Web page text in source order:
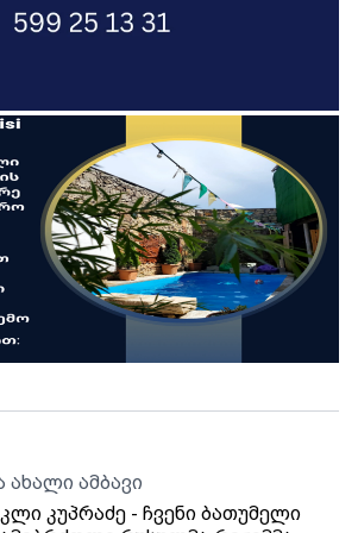
ახალი ამბავი
კუპრაძე - ჩვენი ბათუმელი